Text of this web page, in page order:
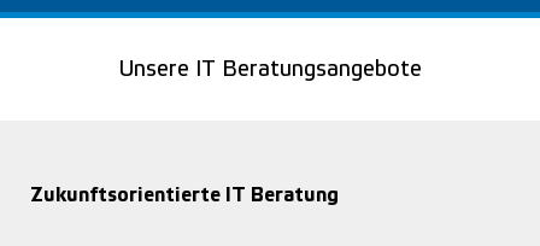
Unsere IT Beratungsangebote
Zukunftsorientierte IT Beratung